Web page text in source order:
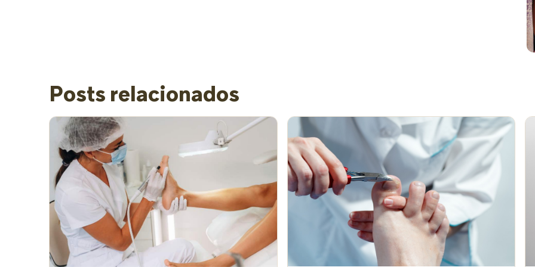
Posts relacionados